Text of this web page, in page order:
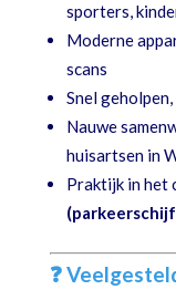
sporters,
Moderne
scans
Snel
Nauwe
huisartsen in
Praktijk in het
❓